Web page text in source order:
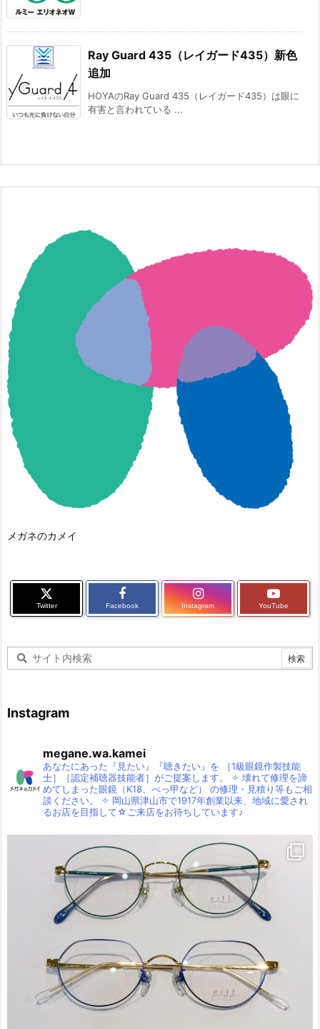
Ray Guard 435（レイガード435）新色
追加
HOYAのRay Guard 435（レイガード435）は眼に
有害と言われている ...
メガネのカメイ
Twitter Facebook Instagram YouTube
Instagram
megane.wa.kamei
あなたにあった『見たい』『聴きたい』を ［1級眼鏡作製技能
士］［認定補聴器技能者］がご提案します。
✧ 壊れて修理を諦
めてしまった眼鏡（K18、べっ甲など）
の修理・見積り等もご相
談ください。
✧ 岡山県津山市で1917年創業以来、地域に愛され
るお店を目指して☆ご来店をお待ちしています♪